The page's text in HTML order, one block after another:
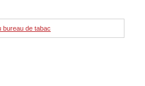
bureau de tabac